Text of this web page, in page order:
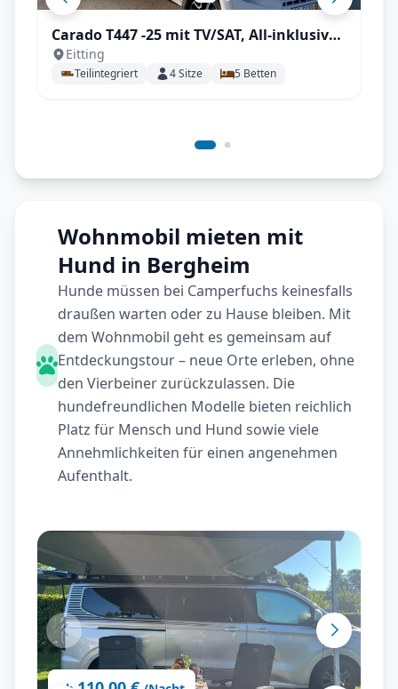
Carado T447 -25 mit TV/SAT, All-inklusive
Paket
Eitting
Teilintegriert 4Sitze 5 Betten
Wohnmobil mieten mit
Hund in Bergheim
Hunde müssen bei Camperfuchs keinesfalls
draußen warten oder zu Hause bleiben. Mit
dem Wohnmobil geht es gemeinsam auf
Entdeckungstour – neue Orte erleben, ohne
den Vierbeiner zurückzulassen. Die
hundefreundlichen Modelle bieten reichlich
Platz für Mensch und Hund sowie viele
Annehmlichkeiten für einen angenehmen
Aufenthalt.